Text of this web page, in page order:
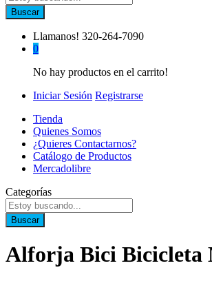
Buscar
Llamanos! 320-264-7090
0
No hay productos en el carrito!
Iniciar Sesión Registrarse
Tienda
Quienes Somos
¿Quieres Contactarnos?
Catálogo de Productos
Mercadolibre
Categorías
Buscar
Alforja Bici Bicicleta